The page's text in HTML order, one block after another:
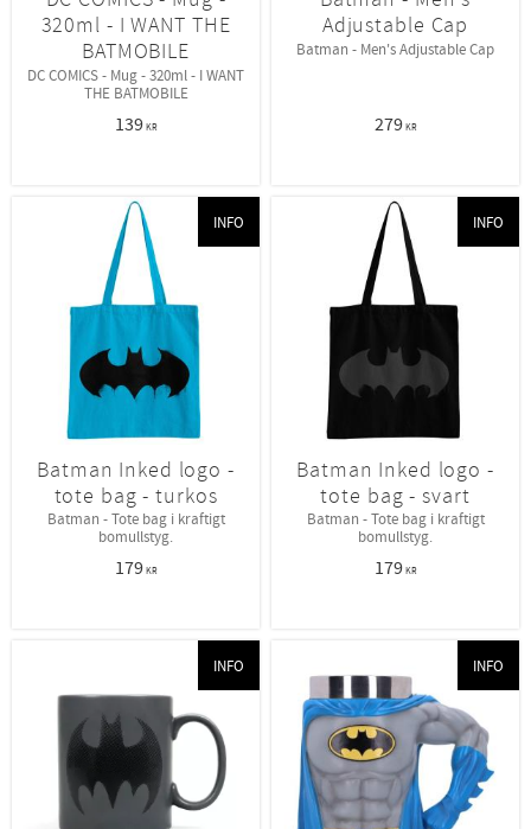
320ml - I WANT THE
BATMOBILE
DC COMICS - Mug - 320ml - I WANT
THE BATMOBILE
139KR
Adjustable Cap
Batman - Men's Adjustable Cap
279KR
Batman Inked logo -
tote bag - turkos
Batman - Tote bag i kraftigt
bomullstyg.
179KR
INFO
Batman Inked logo -
tote bag - svart
Batman - Tote bag i kraftigt
bomullstyg.
179KR
INFO
INFO INFO